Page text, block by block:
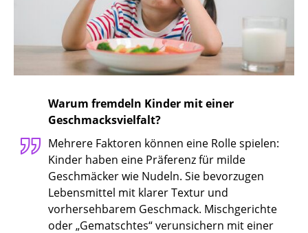
Warum fremdeln Kinder mit einer
Geschmacksvielfalt?
Mehrere Faktoren können eine Rolle spielen:
Kinder haben eine Präferenz für milde
Geschmäcker wie Nudeln. Sie bevorzugen
Lebensmittel mit klarer Textur und
vorhersehbarem Geschmack. Mischgerichte
oder „Gematschtes“ verunsichern mit einer